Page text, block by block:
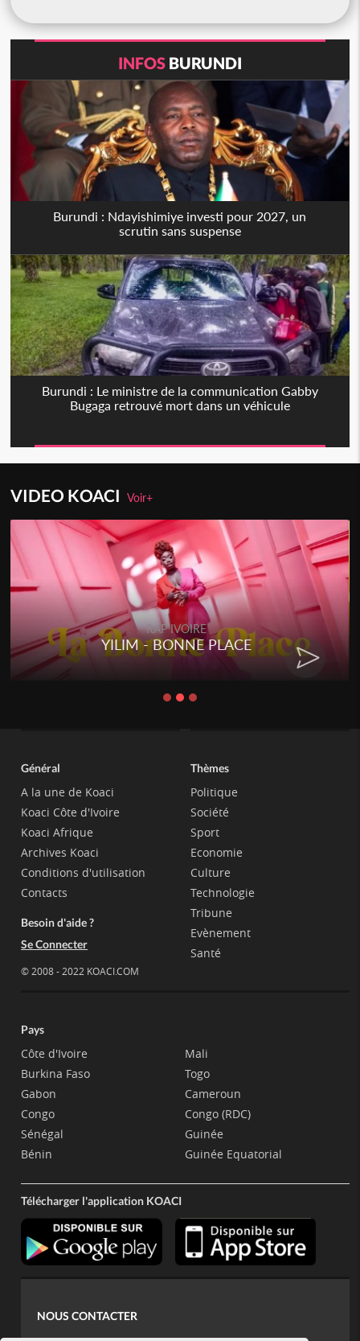
INFOS BURUNDI
Burundi : Ndayishimiye investi pour 2027, un
scrutin sans suspense
Burundi : Le ministre de la communication Gabby
Bugaga retrouvé mort dans un véhicule
VIDEO KOACIVoir+
RAP IVOIRE
YILIM - BONNE PLACE
Général
A la une de Koaci
Koaci Côte d'Ivoire
Koaci Afrique
Archives Koaci
Conditions d'utilisation
Contacts
Besoin d'aide ?
Se Connecter
© 2008 - 2022 KOACI.COM
Thèmes
Politique
Société
Sport
Economie
Culture
Technologie
Tribune
Evènement
Santé
Pays
Côte d'Ivoire
Burkina Faso
Gabon
Congo
Sénégal
Bénin
Mali
Togo
Cameroun
Congo (RDC)
Guinée
Guinée Equatorial
Télécharger l'application KOACI
NOUS CONTACTER